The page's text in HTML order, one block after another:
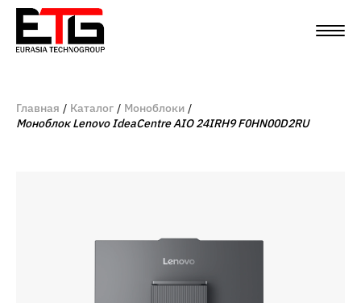
Главная Каталог
Моноблоки
Моноблок Lenovo IdeaCentre AIO 24IRH9 F0HN00D2RU